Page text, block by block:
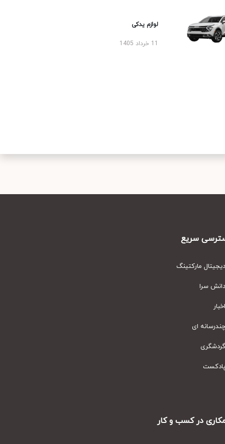
لوازم یدکی
سریع
مارکتینگ
سرا
ای
در کسب و کار